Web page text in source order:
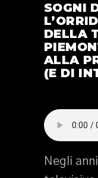
SOGNI
DELLA
ALLA
(E DI
Negli